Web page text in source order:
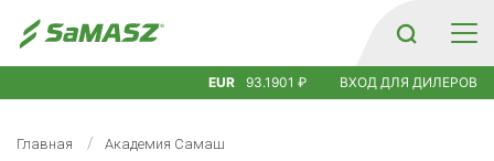
EUR 93.1901 ₽ ВХОД ДЛЯ ДИЛЕРОВ
Главная Академия Самаш